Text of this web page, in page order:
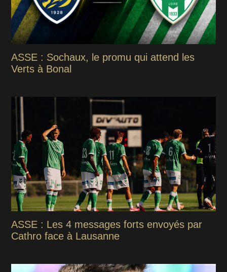
ASSE : Sochaux, le promu qui attend les
Verts à Bonal
ASSE : Les 4 messages forts envoyés par
Cathro face à Lausanne